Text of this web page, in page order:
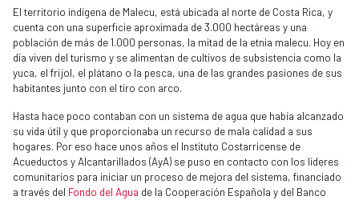
El territorio indígena de Malecu, está ubicada al norte de Costa Rica, y
cuenta con una superficie aproximada de 3.000 hectáreas y una
población de más de 1.000 personas, la mitad de la etnia malecu. Hoy en
día viven del turismo y se alimentan de cultivos de subsistencia como la
yuca, el frijol, el plátano o la pesca, una de las grandes pasiones de sus
habitantes junto con el tiro con arco.
Hasta hace poco contaban con un sistema de agua que había alcanzado
su vida útil y que proporcionaba un recurso de mala calidad a sus
hogares. Por eso hace unos años el Instituto Costarricense de
Acueductos y Alcantarillados (AyA) se puso en contacto con los líderes
comunitarios para iniciar un proceso de mejora del sistema, financiado
a través del Fondo del Agua de la Cooperación Española y del Banco